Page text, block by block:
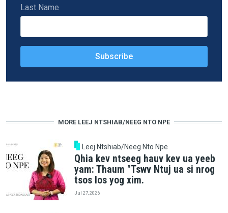
Last Name
MORE LEEJ NTSHIAB/NEEG NTO NPE
Leej Ntshiab/Neeg Nto Npe
Qhia kev ntseeg hauv kev ua yeeb
yam: Thaum "Tswv Ntuj ua si nrog
tsos los yog xim.
Jul 27, 2026